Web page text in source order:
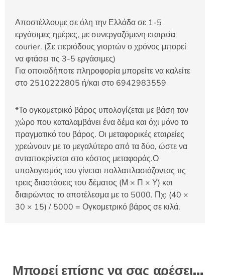
Αποστέλλουμε σε όλη την Ελλάδα σε 1-5
εργάσιμες ημέρες, με συνεργαζόμενη εταιρεία
courier. (Σε περιόδους γιορτών ο χρόνος μπορεί
να φτάσει τις 3-5 εργάσιμες)
Για οποιαδήποτε πληροφορία μπορείτε να καλείτε
στο 2510222805 ή/και στο 6942983559
*Το ογκομετρικό βάρος υπολογίζεται με βάση τον
χώρο που καταλαμβάνει ένα δέμα και όχι μόνο το
πραγματικό του βάρος. Οι μεταφορικές εταιρείες
χρεώνουν με το μεγαλύτερο από τα δύο, ώστε να
ανταποκρίνεται στο κόστος μεταφοράς.Ο
υπολογισμός του γίνεται πολλαπλασιάζοντας τις
τρεις διαστάσεις του δέματος (Μ × Π × Υ) και
διαιρώντας το αποτέλεσμα με το 5000. Πχ: (40 ×
30 × 15) / 5000 = Ογκομετρικό βάρος σε κιλά.
Μπορεί επίσης να σας αρέσει…